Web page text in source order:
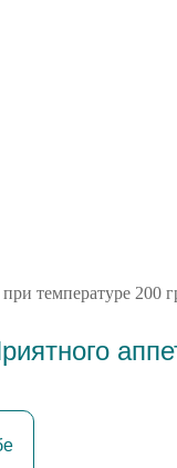
температуре 200